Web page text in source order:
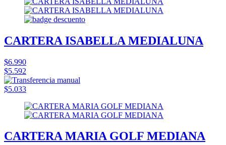
CARTERA ISABELLA MEDIALUNA
$6.990
$5.592
$5.033
CARTERA MARIA GOLF MEDIANA